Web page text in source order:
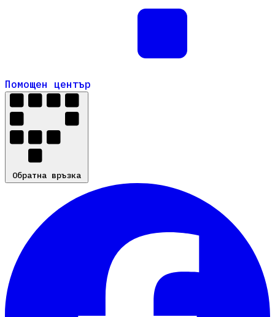
Помощен център
Помощен център
Обратна връзка
Обратна връзка